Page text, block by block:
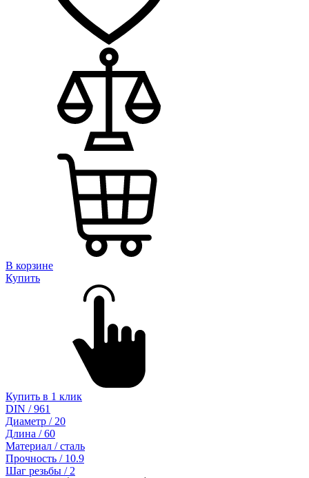
В корзине
Купить
Купить в 1 клик
DIN / 961
Диаметр / 20
Длина / 60
Материал / сталь
Прочность / 10.9
Шаг резьбы / 2